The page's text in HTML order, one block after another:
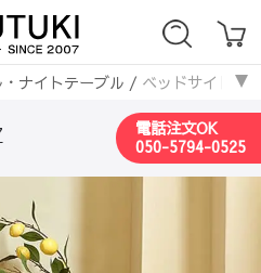
ナイトテーブル / ベッドサイドテ
電話注文OK
050-5794-0525